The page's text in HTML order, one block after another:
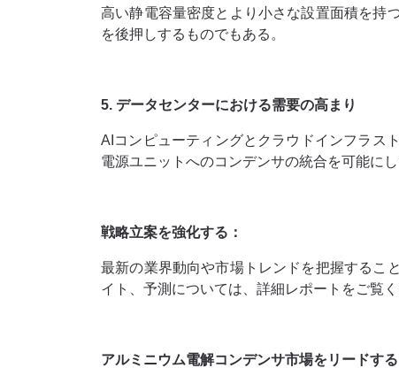
高い静電容量密度とより小さな設置面積を持
を後押しするものでもある。
5. データセンターにおける需要の高まり
AIコンピューティングとクラウドインフラス
電源ユニットへのコンデンサの統合を可能にし
戦略立案を強化する：
最新の業界動向や市場トレンドを把握するこ
イト、予測については、詳細レポートをご覧く
アルミニウム電解コンデンサ市場をリードす